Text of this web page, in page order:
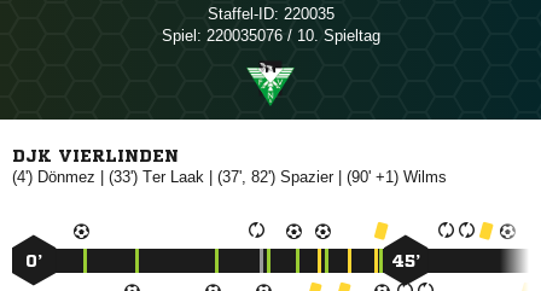
Staffel-ID: 220035
Spiel: 220035076 / 10. Spieltag
DJK VIERLINDEN
(4')  | (33')   | (37', 82') | (90' +1) 
0’ 45’